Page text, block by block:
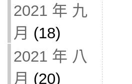
2021 年 九
月 (18)
2021 年 八
月 (20)